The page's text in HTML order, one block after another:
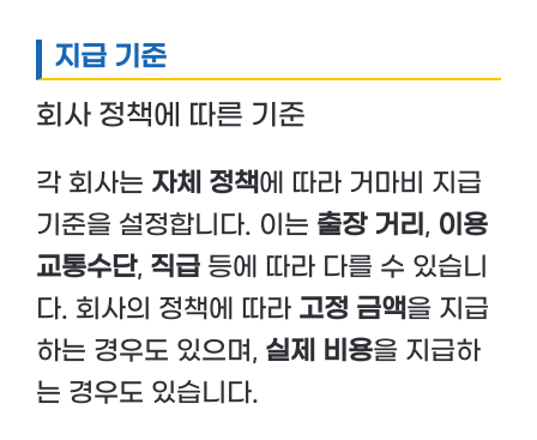
지급 기준
회사 정책에 따른 기준
각 회사는 자체 정책에 따라 거마비 지급
기준을 설정합니다. 이는 출장 거리 , 이용
교통수단, 직급 등에 따라 다를 수 있습니
다. 회사의 정책에 따라 고정 금액을 지급
하는 경우도 있으며, 실제 비용을 지급하
는 경우도 있습니다.